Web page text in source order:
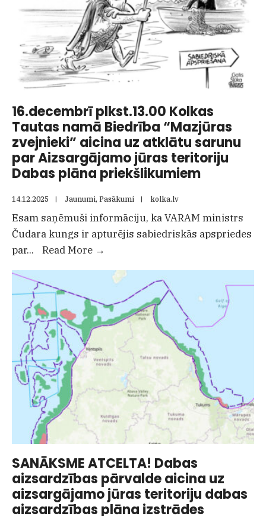
16.decembrī plkst.13.00 Kolkas
Tautas namā Biedrība “Mazjūras
zvejnieki” aicina uz atklātu sarunu
par Aizsargājamo jūras teritoriju
Dabas plāna priekšlikumiem
14.12.2025 | Jaunumi, Pasākumi | kolka.lv
Esam saņēmuši informāciju, ka VARAM ministrs
Čudara kungs ir apturējis sabiedriskās apspriedes
par... Read More →
Kolkas
Tautas
namā
Biedrība
“Mazjūras
zvejnieki”
aicina
uz
atklātu
sarunu
par
Aizsargājamo
jūras
teritoriju
Dabas
SANĀKSME ATCELTA! Dabas
aizsardzības pārvalde aicina uz
aizsargājamo jūras teritoriju dabas
aizsardzības plāna izstrādes